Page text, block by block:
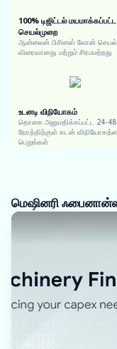
100% டிஜிட்டல் மயமாக்கப்பட்ட
செயல்முறை
ஆன்லைன் பிசினஸ் லோன்
விரைவானது மற்றும் சிரமமற்றது
உடனடி விநியோகம்
தொகை அனுமதிக்கப்பட்ட 24-
நேரத்திற்குள் கடன்
பெறுங்கள்
மெஷினரி